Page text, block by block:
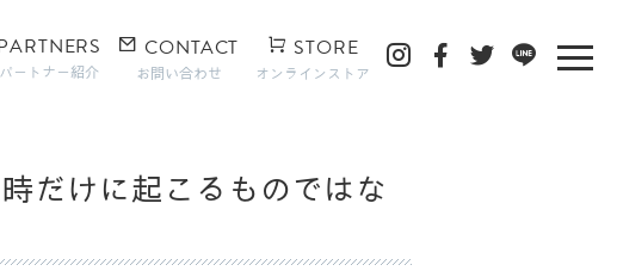
パートナー紹介
CONTACT
お問い合わせ
STORE
オンラインストア
だけに起こるものではな